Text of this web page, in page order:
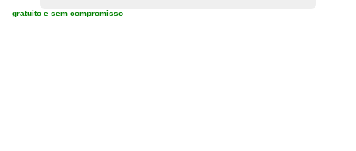
gratuito e sem compromisso